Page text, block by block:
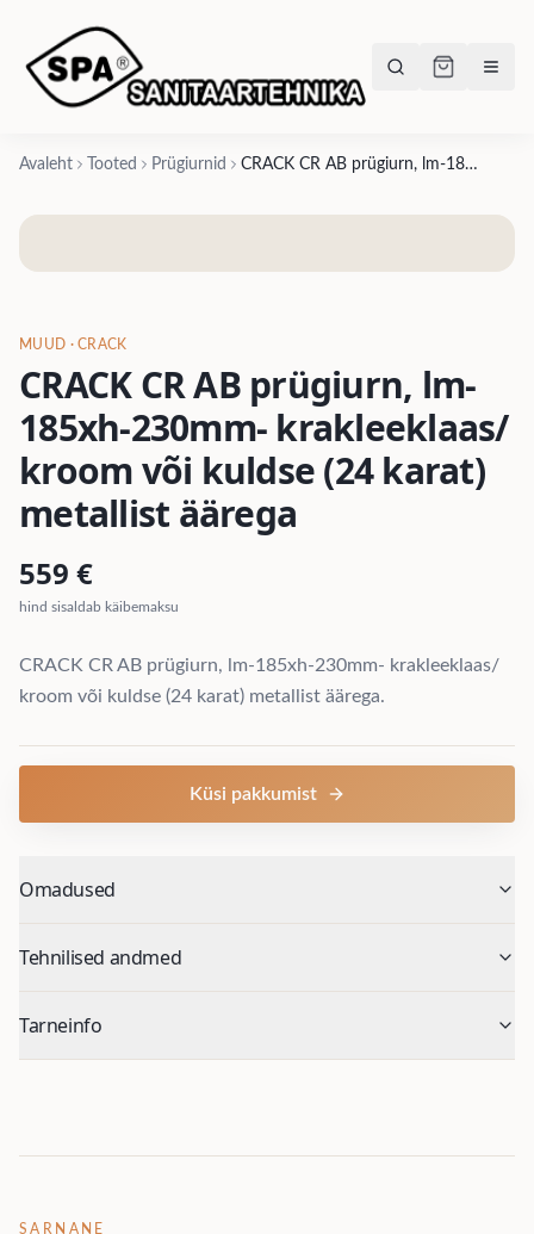
Avaleht Tooted Prügiurnid CRACK CR AB prügiurn, lm-185xh-230mm- krakleeklaas/ kroom või kuldse (24 karat) metallist äärega
MUUD · CRACK
CRACK CR AB prügiurn, lm-
185xh-230mm- krakleeklaas/
kroom või kuldse (24 karat)
metallist äärega
559 €
hind sisaldab käibemaksu
CRACK CR AB prügiurn, lm-185xh-230mm- krakleeklaas/
kroom või kuldse (24 karat) metallist äärega.
Küsi pakkumist
Omadused
Tehnilised andmed
Tarneinfo
SARNANE